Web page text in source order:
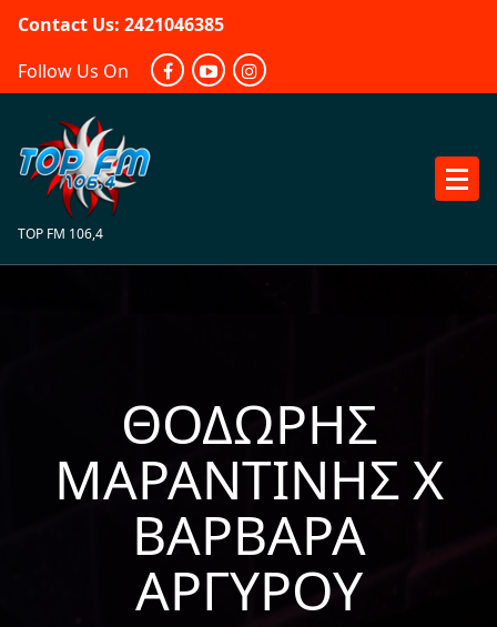
Skip
content
Contact Us: 2421046385
Follow Us On
TOP FM 106,4
ΘΟΔΩΡΉΣ
ΜΑΡΑΝΤΊΝΗΣ X
ΒΑΡΒΆΡΑ
ΑΡΓΥΡΟΎ